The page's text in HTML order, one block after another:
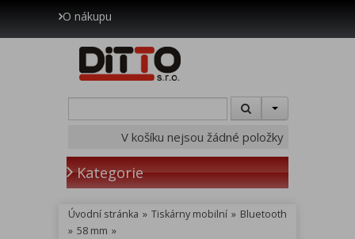
O nákupu
V košíku nejsou žádné položky
Kategorie
Úvodní stránka » Tiskárny mobilní » Bluetooth
» 58 mm »